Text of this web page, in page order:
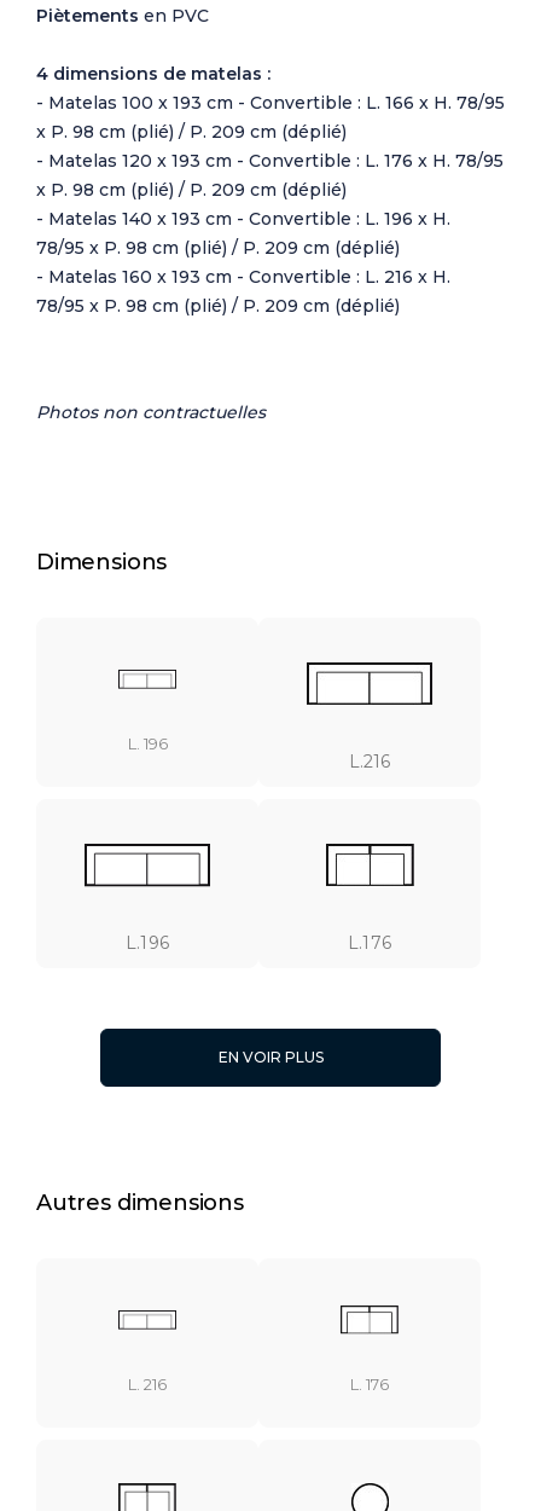
Piètements en PVC
4 dimensions de matelas :
- Matelas 100 x 193 cm - Convertible : L. 166 x H. 78/95
x P. 98 cm (plié) / P. 209 cm (déplié)
- Matelas 120 x 193 cm - Convertible : L. 176 x H. 78/95
x P. 98 cm (plié) / P. 209 cm (déplié)
- Matelas 140 x 193 cm - Convertible : L. 196 x H.
78/95 x P. 98 cm (plié) / P. 209 cm (déplié)
- Matelas 160 x 193 cm - Convertible : L. 216 x H.
78/95 x P. 98 cm (plié) / P. 209 cm (déplié)
Photos non contractuelles
Dimensions
L. 196
L.216
L.196 L.176
EN VOIR PLUS
Autres dimensions
L. 216 L. 176